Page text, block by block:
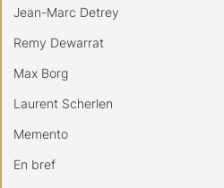
Jean-Marc Detrey
Remy Dewarrat
Max Borg
Laurent Scherlen
Memento
En bref